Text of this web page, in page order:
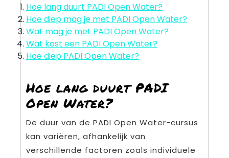
Hoe lang duurt PADI Open Water?
Hoe diep mag je met PADI Open Water?
Wat mag je met PADI Open Water?
Wat kost een PADI Open Water?
Hoe diep PADI Open Water?
Hoe lang duurt PADI
Open Water?
De duur van de PADI Open Water-cursus
kan variëren, afhankelijk van
verschillende factoren zoals individuele